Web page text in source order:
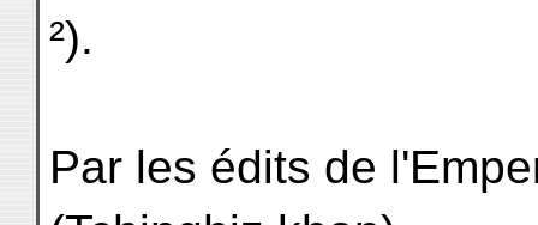
²).
Par les édits de